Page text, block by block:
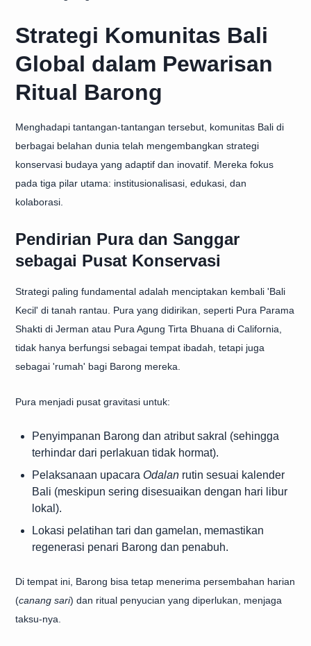
Strategi Komunitas Bali
Global dalam Pewarisan
Ritual Barong
Menghadapi tantangan-tantangan tersebut, komunitas Bali di
berbagai belahan dunia telah mengembangkan strategi
konservasi budaya yang adaptif dan inovatif. Mereka fokus
pada tiga pilar utama: institusionalisasi, edukasi, dan
kolaborasi.
Pendirian Pura dan Sanggar
sebagai Pusat Konservasi
Strategi paling fundamental adalah menciptakan kembali 'Bali
Kecil' di tanah rantau. Pura yang didirikan, seperti Pura Parama
Shakti di Jerman atau Pura Agung Tirta Bhuana di California,
tidak hanya berfungsi sebagai tempat ibadah, tetapi juga
sebagai 'rumah' bagi Barong mereka.
Pura menjadi pusat gravitasi untuk:
Penyimpanan Barong dan atribut sakral (sehingga
terhindar dari perlakuan tidak hormat).
Pelaksanaan upacara Odalan rutin sesuai kalender
Bali (meskipun sering disesuaikan dengan hari libur
lokal).
Lokasi pelatihan tari dan gamelan, memastikan
regenerasi penari Barong dan penabuh.
Di tempat ini, Barong bisa tetap menerima persembahan harian
(canang sari) dan ritual penyucian yang diperlukan, menjaga
taksu-nya.